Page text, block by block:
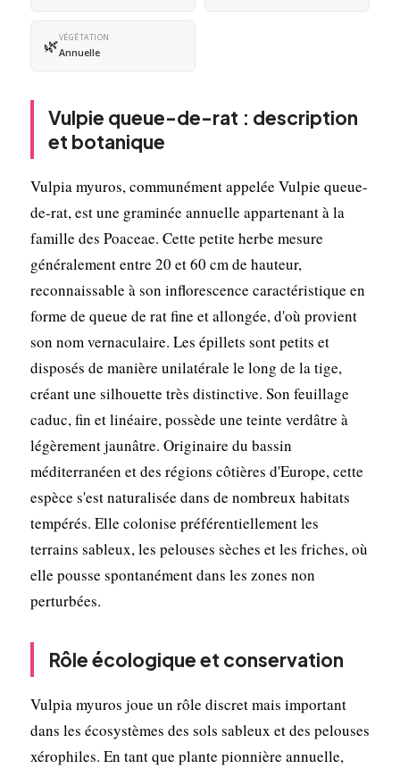
🌿VÉGÉTATION
Annuelle
Vulpie queue-de-rat : description
et botanique
Vulpia myuros, communément appelée Vulpie queue-
de-rat, est une graminée annuelle appartenant à la
famille des Poaceae. Cette petite herbe mesure
généralement entre 20 et 60 cm de hauteur,
reconnaissable à son inflorescence caractéristique en
forme de queue de rat fine et allongée, d'où provient
son nom vernaculaire. Les épillets sont petits et
disposés de manière unilatérale le long de la tige,
créant une silhouette très distinctive. Son feuillage
caduc, fin et linéaire, possède une teinte verdâtre à
légèrement jaunâtre. Originaire du bassin
méditerranéen et des régions côtières d'Europe, cette
espèce s'est naturalisée dans de nombreux habitats
tempérés. Elle colonise préférentiellement les
terrains sableux, les pelouses sèches et les friches, où
elle pousse spontanément dans les zones non
perturbées.
Rôle écologique et conservation
Vulpia myuros joue un rôle discret mais important
dans les écosystèmes des sols sableux et des pelouses
xérophiles. En tant que plante pionnière annuelle,